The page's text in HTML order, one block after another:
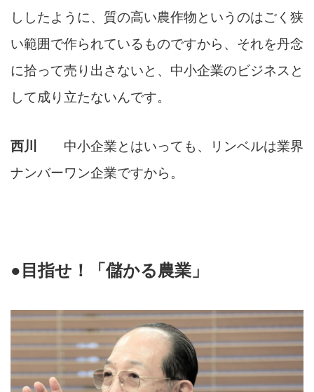
ししたように、質の高い農作物というのはごく狭
い範囲で作られているものですから、それを丹念
に拾って売り出さないと、中小企業のビジネスと
して成り立たないんです。
西川 中小企業とはいっても、リンベルは業界
ナンバーワン企業ですから。
●目指せ！「儲かる農業」